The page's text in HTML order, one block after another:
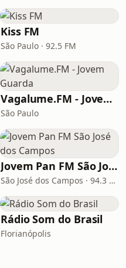
Kiss FM
São Paulo · 92.5 FM
Vagalume.FM - Jovem Guarda
São Paulo
Jovem Pan FM São José dos Campos
São José dos Campos · 94.3 FM
Rádio Som do Brasil
Florianópolis